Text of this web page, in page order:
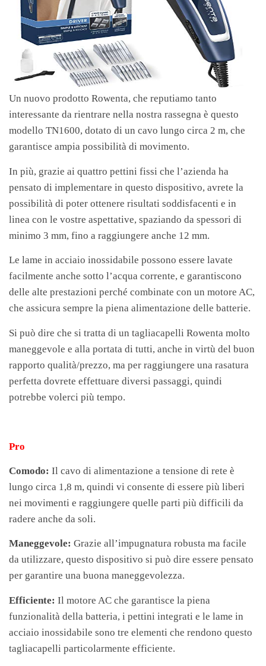
Un nuovo prodotto Rowenta, che reputiamo tanto
interessante da rientrare nella nostra rassegna è questo
modello TN1600, dotato di un cavo lungo circa 2 m, che
garantisce ampia possibilità di movimento.
In più, grazie ai quattro pettini fissi che l’azienda ha
pensato di implementare in questo dispositivo, avrete la
possibilità di poter ottenere risultati soddisfacenti e in
linea con le vostre aspettative, spaziando da spessori di
minimo 3 mm, fino a raggiungere anche 12 mm.
Le lame in acciaio inossidabile possono essere lavate
facilmente anche sotto l’acqua corrente, e garantiscono
delle alte prestazioni perché combinate con un motore AC,
che assicura sempre la piena alimentazione delle batterie.
Si può dire che si tratta di un tagliacapelli Rowenta molto
maneggevole e alla portata di tutti, anche in virtù del buon
rapporto qualità/prezzo, ma per raggiungere una rasatura
perfetta dovrete effettuare diversi passaggi, quindi
potrebbe volerci più tempo.
Pro
Comodo: Il cavo di alimentazione a tensione di rete è
lungo circa 1,8 m, quindi vi consente di essere più liberi
nei movimenti e raggiungere quelle parti più difficili da
radere anche da soli.
Maneggevole: Grazie all’impugnatura robusta ma facile
da utilizzare, questo dispositivo si può dire essere pensato
per garantire una buona maneggevolezza.
Efficiente: Il motore AC che garantisce la piena
funzionalità della batteria, i pettini integrati e le lame in
acciaio inossidabile sono tre elementi che rendono questo
tagliacapelli particolarmente efficiente.